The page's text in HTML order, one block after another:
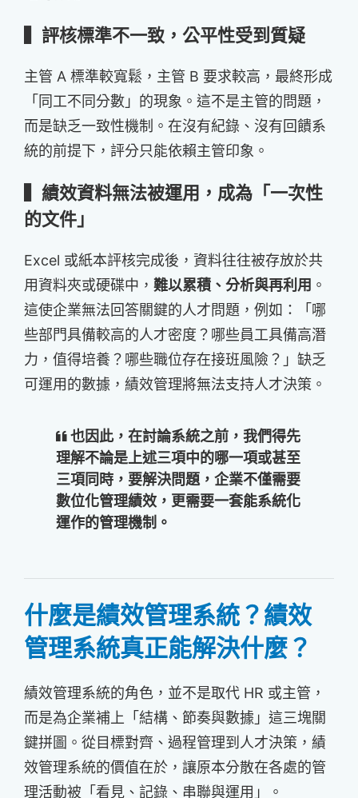
▍評核標準不一致，公平性受到質疑
主管 A 標準較寬鬆，主管 B 要求較高，最終形成
「同工不同分數」的現象。這不是主管的問題，
而是缺乏一致性機制。在沒有紀錄、沒有回饋系
統的前提下，評分只能依賴主管印象。
▍績效資料無法被運用，成為「一次性
的文件」
Excel 或紙本評核完成後，資料往往被存放於共
用資料夾或硬碟中， 難以累積、分析與再利用 。
這使企業無法回答關鍵的人才問題，例如：「哪
些部門具備較高的人才密度？哪些員工具備高潛
力，值得培養？哪些職位存在接班風險？」缺乏
可運用的數據，績效管理將無法支持人才決策。
也因此，在討論系統之前，我們得先
理解不論是上述三項中的哪一項或甚至
三項同時，要解決問題，企業不僅需要
數位化管理績效，更需要一套能系統化
運作的管理機制。
什麼是績效管理系統？績效
管理系統真正能解決什麼？
績效管理系統的角色，並不是取代 HR 或主管，
而是為企業補上「結構、節奏與數據」這三塊關
鍵拼圖。從目標對齊、過程管理到人才決策，績
效管理系統的價值在於，讓原本分散在各處的管
理活動被「看見、記錄、串聯與運用」。